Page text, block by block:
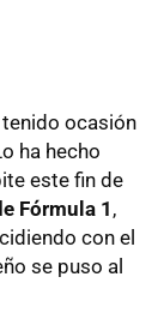
tenido ocasión
ha hecho
este fin de
Fórmula 1 ,
con el
se puso al